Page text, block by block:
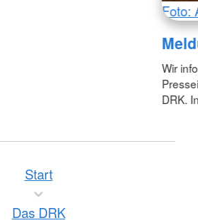
Foto:
Wir
DRK.
Start
Das DRK